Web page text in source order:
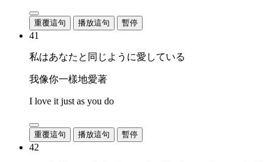
重覆這句 播放這句 暫停
41
私はあなたと同じように愛している
我像你一樣地愛著
I love it just as you do
重覆這句 播放這句 暫停
42